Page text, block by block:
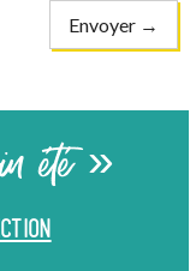
été »